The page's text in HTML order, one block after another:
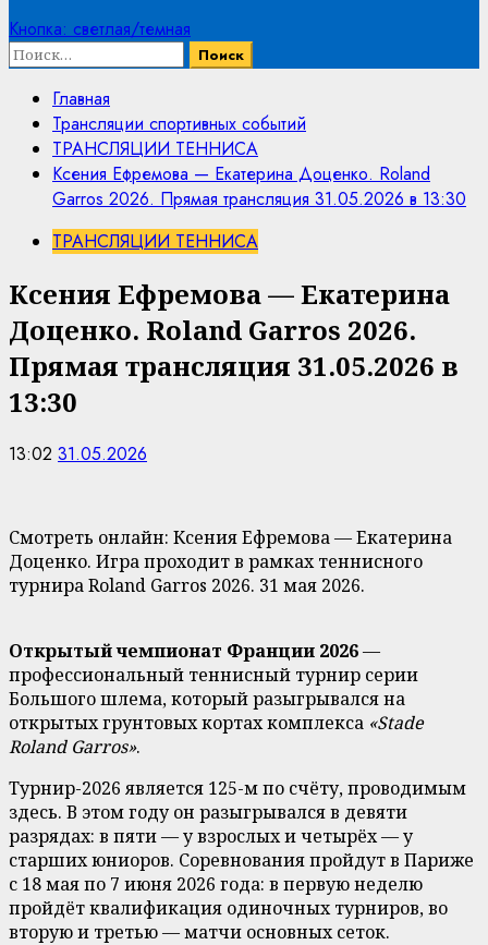
Кнопка: светлая/темная
Найти:
Главная
Трансляции спортивных событий
ТРАНСЛЯЦИИ ТЕННИСА
Ксения Ефремова — Екатерина Доценко. Roland
Garros 2026. Прямая трансляция 31.05.2026 в 13:30
ТРАНСЛЯЦИИ ТЕННИСА
Ксения Ефремова — Екатерина
Доценко. Roland Garros 2026.
Прямая трансляция 31.05.2026 в
13:30
13:02 31.05.2026
Смотреть онлайн: Ксения Ефремова — Екатерина
Доценко. Игра проходит в рамках теннисного
турнира Roland Garros 2026. 31 мая 2026.
Открытый чемпионат Франции 2026—
профессиональный теннисный турнир серии
Большого шлема, который разыгрывался на
открытых грунтовых кортах комплекса «Stade
Roland Garros».
Турнир-2026 является 125-м по счёту, проводимым
здесь. В этом году он разыгрывался в девяти
разрядах: в пяти — у взрослых и четырёх — у
старших юниоров. Соревнования пройдут в Париже
с 18 мая по 7 июня 2026 года: в первую неделю
пройдёт квалификация одиночных турниров, во
вторую и третью — матчи основных сеток.